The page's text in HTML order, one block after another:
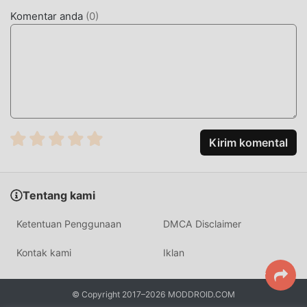
karakternya yang berkualitas tinggi membuat Word
Universe menarik banyak educational penggemar, dan
sensorik pengguna, dan ada banyak jenis ponsel apk
dengan kemampuan beradaptasi yang sangat baik,
memastikan bahwa semua educational pecinta game dapat
sepenuhnya menikmati kebahagiaan yang dibawa
olehWord Universe 1.9.1
pengguna menghabiskan banyak waktu untuk
mengumpulkan kekayaan/kemampuan/keterampilan
Komentar anda (0)
Kirim komental
Tentang kami
Ketentuan Penggunaan DMCA Disclaimer
Kontak kami Iklan
© Copyright 2017–2026 MODDROID.COM